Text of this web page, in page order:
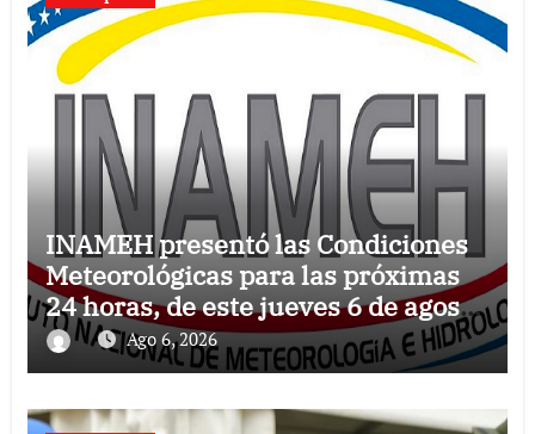
INAMEH presentó las Condiciones
Meteorológicas para las próximas
24 horas, de este jueves 6 de agosto
2026
Ago 6, 2026